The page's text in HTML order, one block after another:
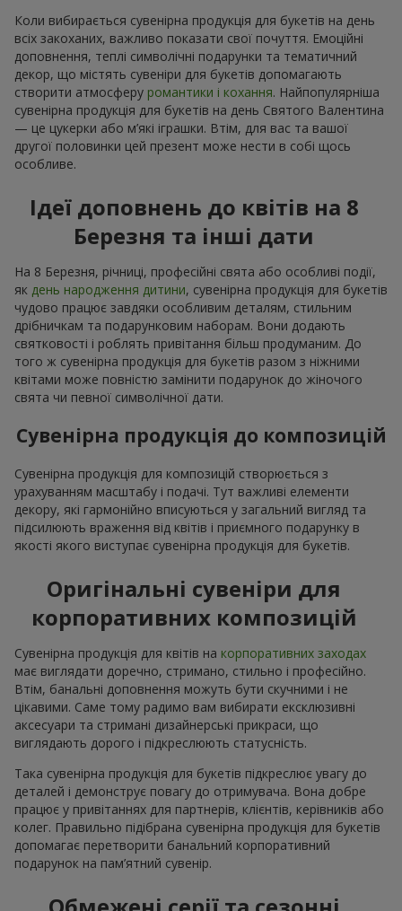
Коли вибирається сувенірна продукція для букетів на день
всіх закоханих, важливо показати свої почуття. Емоційні
доповнення, теплі символічні подарунки та тематичний
декор, що містять сувеніри для букетів допомагають
створити атмосферу романтики і кохання. Найпопулярніша
сувенірна продукція для букетів на день Святого Валентина
— це цукерки або м’які іграшки. Втім, для вас та вашої
другої половинки цей презент може нести в собі щось
особливе.
Ідеї доповнень до квітів на 8
Березня та інші дати
На 8 Березня, річниці, професійні свята або особливі події,
як день народження дитини, сувенірна продукція для букетів
чудово працює завдяки особливим деталям, стильним
дрібничкам та подарунковим наборам. Вони додають
святковості і роблять привітання більш продуманим. До
того ж сувенірна продукція для букетів разом з ніжними
квітами може повністю замінити подарунок до жіночого
свята чи певної символічної дати.
Сувенірна продукція до композицій
Сувенірна продукція для композицій створюється з
урахуванням масштабу і подачі. Тут важливі елементи
декору, які гармонійно вписуються у загальний вигляд та
підсилюють враження від квітів і приємного подарунку в
якості якого виступає сувенірна продукція для букетів.
Оригінальні сувеніри для
корпоративних композицій
Сувенірна продукція для квітів на корпоративних заходах
має виглядати доречно, стримано, стильно і професійно.
Втім, банальні доповнення можуть бути скучними і не
цікавими. Саме тому радимо вам вибирати ексклюзивні
аксесуари та стримані дизайнерські прикраси, що
виглядають дорого і підкреслюють статусність.
Така сувенірна продукція для букетів підкреслює увагу до
деталей і демонструє повагу до отримувача. Вона добре
працює у привітаннях для партнерів, клієнтів, керівників або
колег. Правильно підібрана сувенірна продукція для букетів
допомагає перетворити банальний корпоративний
подарунок на пам’ятний сувенір.